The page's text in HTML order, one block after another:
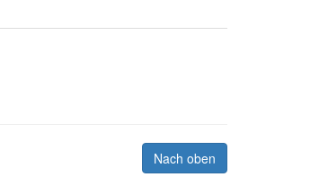
Nach oben